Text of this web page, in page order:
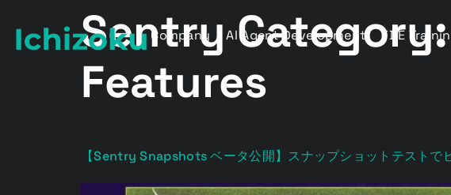
Company AI Agent Development FDE
Sentry
Features
【Sentry Snapshots ベータ公開】スナップショットテストで